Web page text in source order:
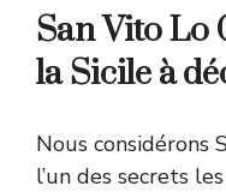
San Vito Lo
la Sicile à
Nous considérons
l’un des secrets